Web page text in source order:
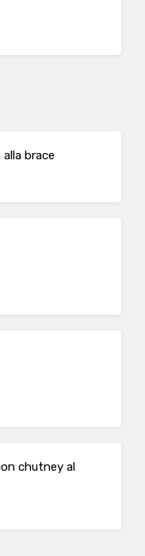
brace
chutney al